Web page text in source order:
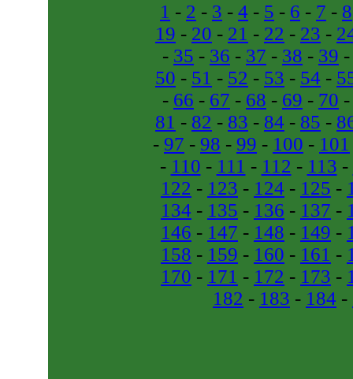
1 - 2 - 3 - 4 - 5 - 6 - 7 - 8
19 - 20 - 21 - 22 - 23 -
- 35 - 36 - 37 - 38 - 39
50 - 51 - 52 - 53 - 54 -
- 66 - 67 - 68 - 69 - 70
81 - 82 - 83 - 84 - 85 -
- 97 - 98 - 99 - 100 - 101
- 110 - 111 - 112 - 113 -
122 - 123 - 124 - 125 -
134 - 135 - 136 - 137 -
146 - 147 - 148 - 149 -
158 - 159 - 160 - 161 -
170 - 171 - 172 - 173 -
182 - 183 - 184 -